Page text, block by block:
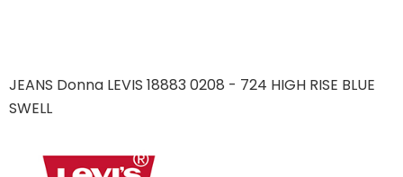
JEANS Donna LEVIS 18883 0208 - 724 HIGH RISE BLUE
SWELL